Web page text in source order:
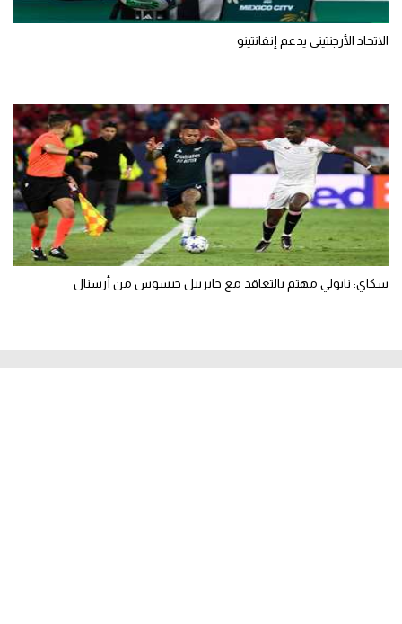
الاتحاد الأرجنتيني يدعم إنفانتينو
سكاي: نابولي مهتم بالتعاقد مع جابرييل جيسوس من أرسنال